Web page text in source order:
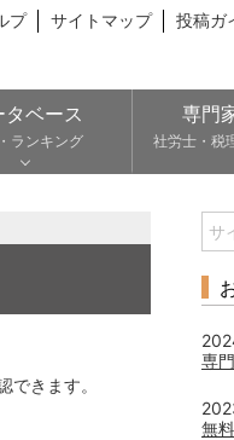
プ サイトマップ 投稿ガ
タベース
ランキング
専門
社労士・税
きます。
専
無